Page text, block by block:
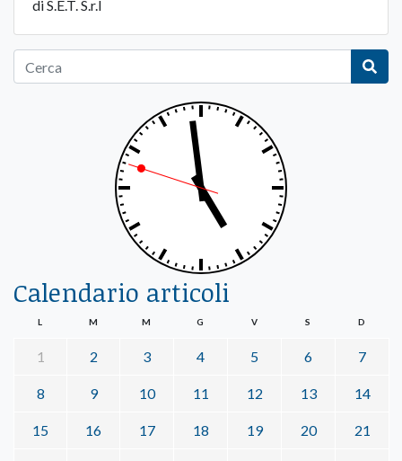
di S.E.T. S.r.l
Calendario articoli
L M M G V S D
1 2 3 4 5 6 7
8 9 10 11 12 13 14
15 16 17 18 19 20 21